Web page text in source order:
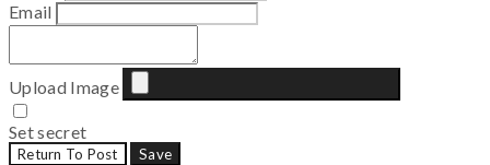
Email
Upload Image
Set secret
Return To Post Save